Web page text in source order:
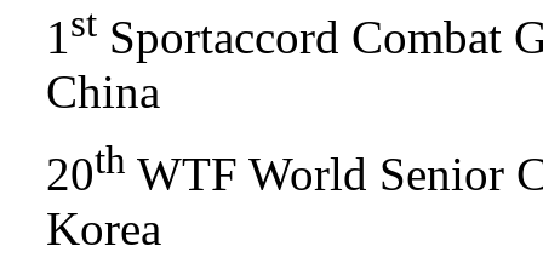
1st Sportaccord Combat
China
20th WTF World Senior
Korea